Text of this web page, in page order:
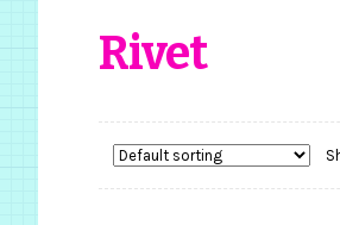
Rivet